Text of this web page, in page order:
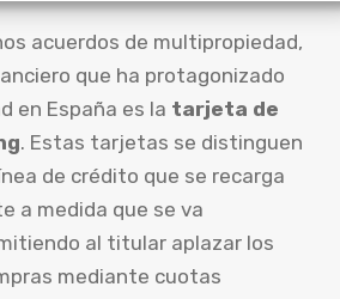
acuerdos de multipropiedad,
que ha protagonizado
en España es la tarjeta de
. Estas tarjetas se distinguen
de crédito que se recarga
a medida que se va
al titular aplazar los
mediante cuotas